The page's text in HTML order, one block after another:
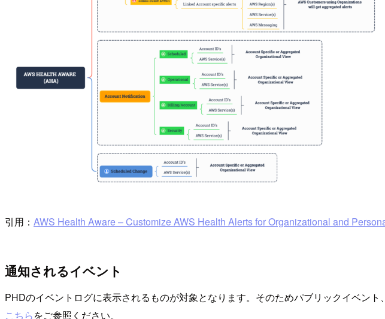
引用： AWS Health Aware – Customize AWS Health Alerts for Organizational and
通知されるイベント
PHDのイベントログに表示されるものが対象となります。そのためパブリックイベン
こちらをご参照ください。